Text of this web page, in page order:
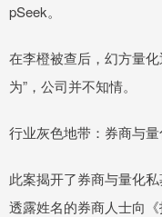
pSeek。
在李橙被查后，幻方量
为”，公司并不知情。
行业灰色地带：券商与量
此案揭开了券商与量化
透露姓名的券商人士向